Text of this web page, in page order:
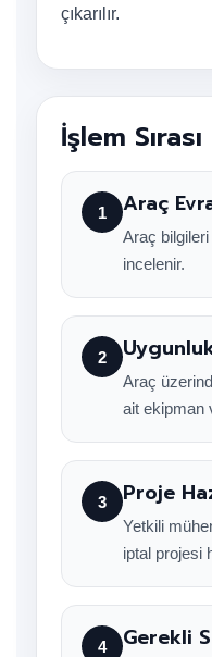
çıkarılır.
İşlem Sırası
1 Araç
Araç
incelenir.
2
Araç
ait ekipman
3 Proje
Yetkili
iptal projesi
4 Gerekli